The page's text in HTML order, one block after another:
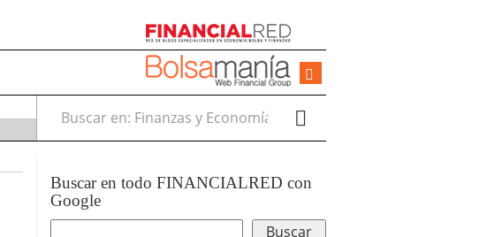
Buscar en:
Buscar en todo FINANCIALRED con
Google